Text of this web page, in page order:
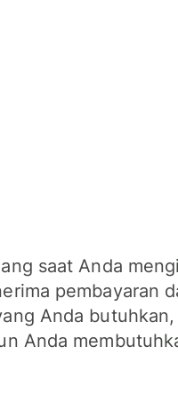
saat Anda
pembayaran
Anda
Anda